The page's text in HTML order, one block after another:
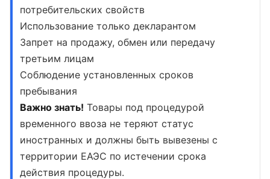
потребительских свойств
Использование только декларантом
Запрет на продажу, обмен или передачу
третьим лицам
Соблюдение установленных сроков
пребывания
Важно знать! Товары под процедурой
временного ввоза не теряют статус
иностранных и должны быть вывезены с
территории ЕАЭС по истечении срока
действия процедуры.